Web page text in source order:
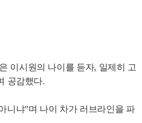
이시원의 나이를 듣자, 일제히 고
공감했다.
니냐”며 나이 차가 러브라인을 파